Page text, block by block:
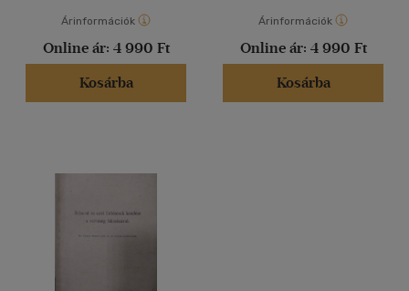
Árinformációk
Online ár: 4 990 Ft
Kosárba
Árinformációk
Online ár: 4 990 Ft
Kosárba